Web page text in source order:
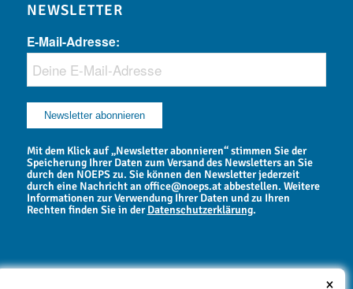
NEWSLETTER
E-Mail-Adresse:
Mit dem Klick auf „Newsletter abonnieren“ stimmen Sie der
Speicherung Ihrer Daten zum Versand des Newsletters an Sie
durch den NOEPS zu. Sie können den Newsletter jederzeit
durch eine Nachricht an office@noeps.at abbestellen. Weitere
Informationen zur Verwendung Ihrer Daten und zu Ihren
Rechten finden Sie in derDatenschutzerklärung.
×